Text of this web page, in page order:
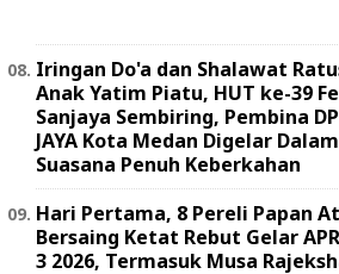
Iringan Do'a dan Shalawat
Anak Yatim Piatu, HUT ke-39
Sanjaya Sembiring, Pembina
JAYA Kota Medan Digelar Dalam
Suasana Penuh Keberkahan
Hari Pertama, 8 Pereli Papan
Bersaing Ketat Rebut Gelar
3 2026, Termasuk Musa